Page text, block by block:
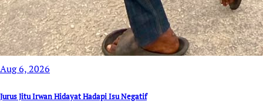
Aug 6, 2026
Jurus Jitu Irwan Hidayat Hadapi Isu Negatif